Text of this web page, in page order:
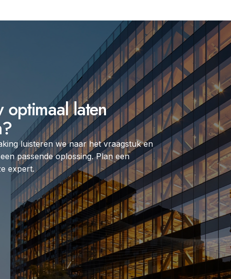
optimaal laten
luisteren we naar het vraagstuk en
passende oplossing. Plan een
expert.